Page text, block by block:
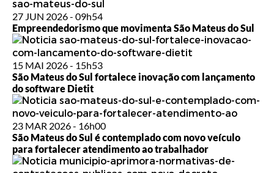
27 JUN 2026 - 09h54
Empreendedorismo que movimenta São Mateus do Sul
15 MAI 2026 - 15h53
São Mateus do Sul fortalece inovação com lançamento
do software Dietit
23 MAR 2026 - 16h00
São Mateus do Sul é contemplado com novo veículo
para fortalecer atendimento ao trabalhador